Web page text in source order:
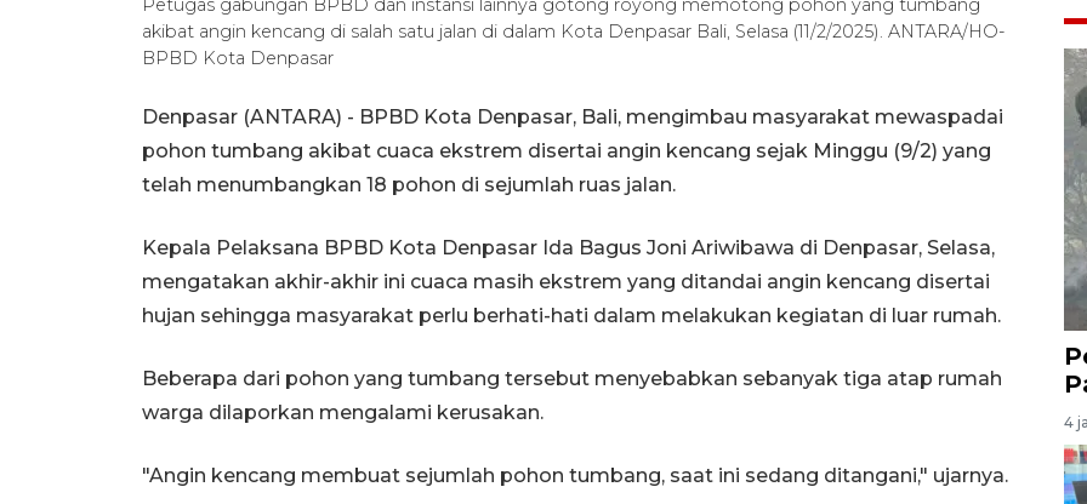
Petugas gabungan BPBD dan instansi lainnya gotong royong memotong pohon yang tumbang
akibat angin kencang di salah satu jalan di dalam Kota Denpasar Bali, Selasa (11/2/2025). ANTARA/HO-
BPBD Kota Denpasar
Denpasar (ANTARA) - BPBD Kota Denpasar, Bali, mengimbau masyarakat mewaspadai
pohon tumbang akibat cuaca ekstrem disertai angin kencang sejak Minggu (9/2) yang
telah menumbangkan 18 pohon di sejumlah ruas jalan.
Kepala Pelaksana BPBD Kota Denpasar Ida Bagus Joni Ariwibawa di Denpasar, Selasa,
mengatakan akhir-akhir ini cuaca masih ekstrem yang ditandai angin kencang disertai
hujan sehingga masyarakat perlu berhati-hati dalam melakukan kegiatan di luar rumah.
Beberapa dari pohon yang tumbang tersebut menyebabkan sebanyak tiga atap rumah
warga dilaporkan mengalami kerusakan.
"Angin kencang membuat sejumlah pohon tumbang, saat ini sedang ditangani," ujarnya.
4